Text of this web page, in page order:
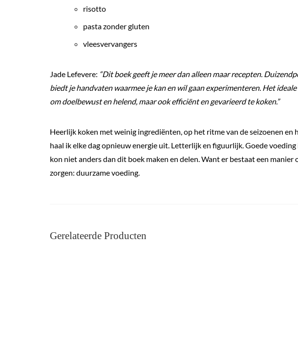
risotto
pasta zonder gluten
vleesvervangers
Jade Lefevere: “Dit boek geeft je meer dan alleen maar recepten.
biedt je handvaten waarmee je kan en wil gaan experimenteren. Het
om doelbewust en helend, maar ook efficiënt en gevarieerd te koken.”
Heerlijk koken met weinig ingrediënten, op het ritme van de seizoenen
haal ik elke dag opnieuw energie uit. Letterlijk en figuurlijk. Goede
kon niet anders dan dit boek maken en delen. Want er bestaat een
zorgen: duurzame voeding.
Gerelateerde Producten